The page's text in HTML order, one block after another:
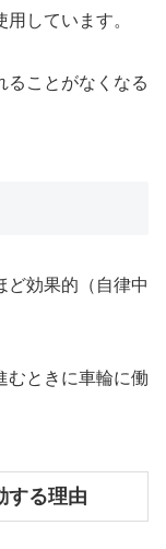
しています。
ることがなくなる
ど効果的（自律中
むときに車輪に働
する理由